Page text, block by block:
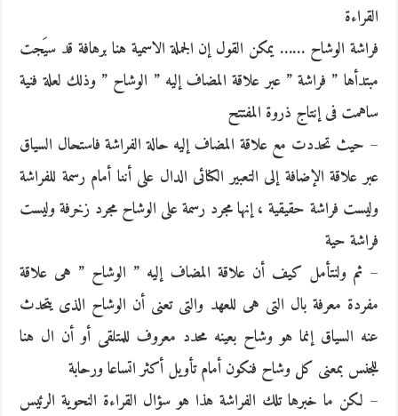
القراءة
فراشة الوشاح …… يمكن القول إن الجملة الاسمية هنا برهافة قد سيَجت
مبتدأها ” فراشة ” عبر علاقة المضاف إليه ” الوشاح ” وذلك لعلة فنية
ساهمت فى إنتاج ذروة المفتتح
– حيث تحددت مع علاقة المضاف إليه حالة الفراشة فاستحال السياق
عبر علاقة الإضافة إلى التعبير الكنائى الدال على أننا أمام رسمة للفراشة
وليست فراشة حقيقية ، إنها مجرد رسمة على الوشاح مجرد زخرفة وليست
فراشة حية
– ثم ولنتأمل كيف أن علاقة المضاف إليه ” الوشاح ” هى علاقة
مفردة معرفة بال التى هى للعهد والتى تعنى أن الوشاح الذى يتحدث
عنه السياق إنما هو وشاح بعينه محدد معروف للمتلقى أو أن ال هنا
للجنس بمعنى كل وشاح فنكون أمام تأويل أكثر اتساعا ورحابة
– لكن ما خبرها تلك الفراشة هذا هو سؤال القراءة النحوية الرئيس